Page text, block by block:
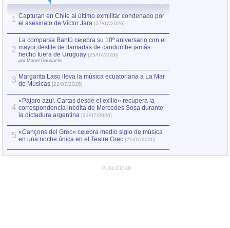
1 Capturan en Chile al último exmilitar condenado por
el asesinato de Víctor Jara [27/07/2026]
2
La comparsa Bantú celebra su 10º aniversario con el
mayor desfile de llamadas de candombe jamás
hecho fuera de Uruguay [25/07/2026]
por Manel Gausachs
3 Margarita Laso lleva la música ecuatoriana a La Mar
de Músicas [22/07/2026]
4
«Pájaro azul. Cartas desde el exilio» recupera la
correspondencia inédita de Mercedes Sosa durante
la dictadura argentina [21/07/2026]
5 «Cançons del Grec» celebra medio siglo de música
en una noche única en el Teatre Grec [21/07/2026]
PUBLICIDAD